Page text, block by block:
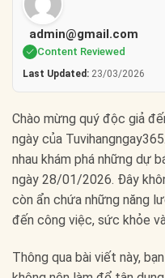
admin@gmail.com
Content Reviewed
Last Updated: 23/03/2026
Chào mừng quý độc giả
ngày của
nhau khám phá những dự
ngày 28/01/2026. Đây
còn ẩn chứa những năng
đến công việc, sức khỏe
Thông qua bài viết này,